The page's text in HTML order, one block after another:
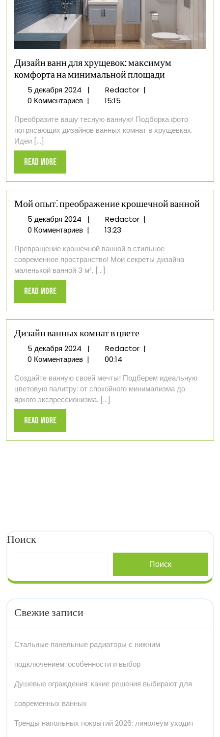
Дизайн ванн для хрущевок: максимум
комфорта на минимальной площади
5 декабря 20245
декабря
| RedactorДизайн
хрущевок:
максимум
|
0 Комментариев |
15:15
Преобразите вашу тесную ванную! Подборка фото
потрясающих дизайнов ванных комнат в хрущевках.
Идеи [...]
Read MoreRead
More
Мой опыт⁚ преображение крошечной ванной
5 декабря 20245
декабря
| RedactorМой
крошечной
ванной
|
0 Комментариев |
13:23
Превращение крошечной ванной в стильное
современное пространство! Мои секреты дизайна
маленькой ванной 3 м², [...]
Read MoreRead
More
Дизайн ванных комнат в цвете
5 декабря 20245
декабря
| RedactorДизайн
в
цвете
|
0 Комментариев |
00:14
Создайте ванную своей мечты! Подберем идеальную
цветовую палитру: от спокойного минимализма до
яркого экспрессионизма. [...]
Read MoreRead
More
Поиск
Поиск
Свежие записи
Стальные панельные радиаторы с нижним
подключением: особенности и выбор
Душевые ограждения: какие решения выбирают для
современных ванных
Тренды напольных покрытий 2026: линолеум уходит